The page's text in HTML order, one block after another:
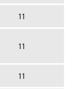
11
11
11